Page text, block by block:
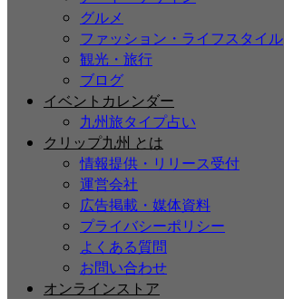
グルメ
ファッション・ライフスタイル
観光・旅行
ブログ
イベントカレンダー
九州旅タイプ占い
クリップ九州 とは
情報提供・リリース受付
運営会社
広告掲載・媒体資料
プライバシーポリシー
よくある質問
お問い合わせ
オンラインストア